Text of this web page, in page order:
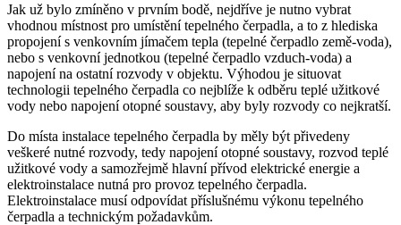
Jak už bylo zmíněno v prvním bodě, nejdříve je nutno vybrat
vhodnou místnost pro umístění tepelného čerpadla, a to z hlediska
propojení s venkovním jímačem tepla (tepelné čerpadlo země-voda),
nebo s venkovní jednotkou (tepelné čerpadlo vzduch-voda) a
napojení na ostatní rozvody v objektu. Výhodou je situovat
technologii tepelného čerpadla co nejblíže k odběru teplé užitkové
vody nebo napojení otopné soustavy, aby byly rozvody co nejkratší.
Do místa instalace tepelného čerpadla by měly být přivedeny
veškeré nutné rozvody, tedy napojení otopné soustavy, rozvod teplé
užitkové vody a samozřejmě hlavní přívod elektrické energie a
elektroinstalace nutná pro provoz tepelného čerpadla.
Elektroinstalace musí odpovídat příslušnému výkonu tepelného
čerpadla a technickým požadavkům.